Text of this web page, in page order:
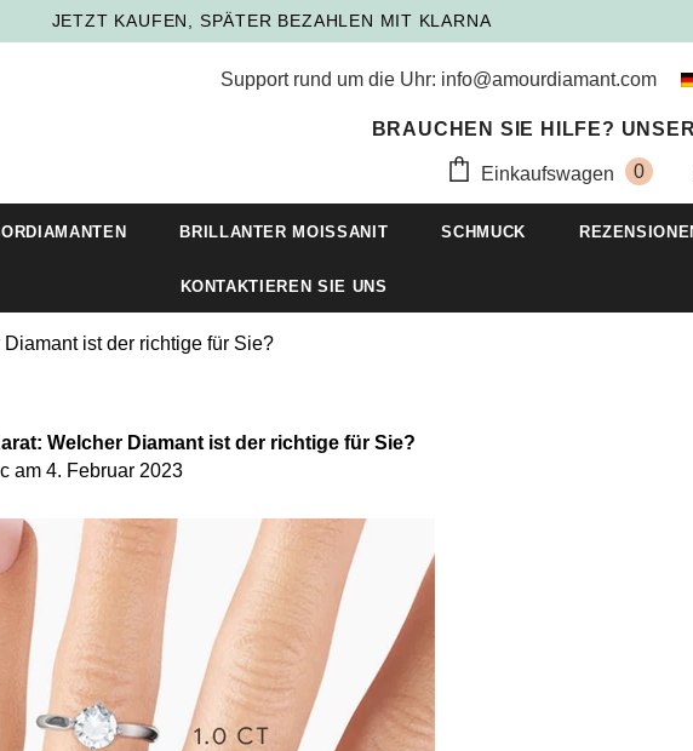
🌸 FREE RESIZING & LIFETIME WARRANTY
Support rund um die Uhr: info@amourdiamant.com
BRAUCHEN SIE HILFE?
Einkaufswagen 0
BRILLANTER MOISSANIT SCHMUCK
KONTAKTIEREN SIE UNS
ist der richtige für Sie?
Welcher Diamant ist der richtige für Sie?
am 4. Februar 2023